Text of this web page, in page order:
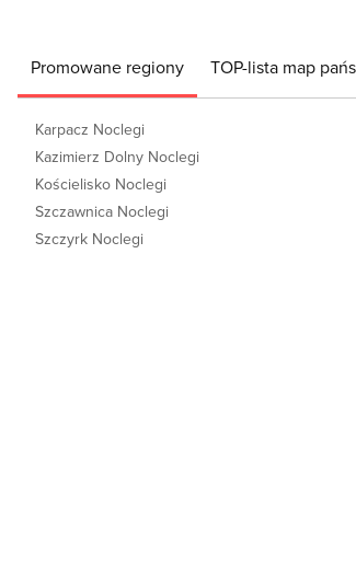
Promowane regiony TOP-lista map
Karpacz Noclegi
Kazimierz Dolny Noclegi
Kościelisko Noclegi
Szczawnica Noclegi
Szczyrk Noclegi